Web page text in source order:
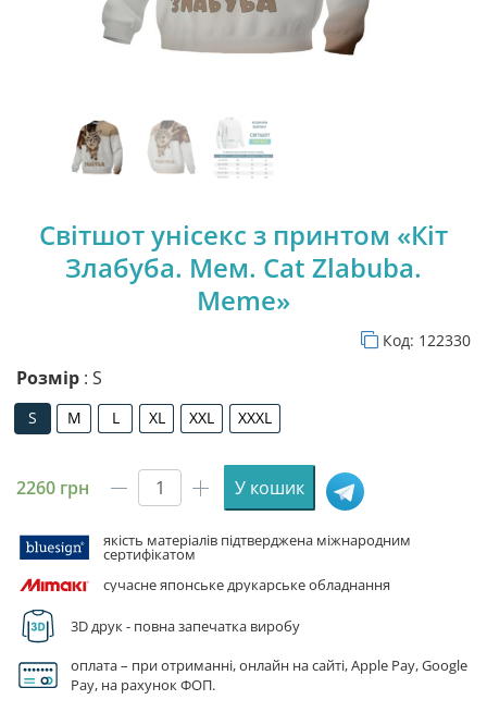
Світшот унісекс з принтом «Кіт
Злабуба. Мем. Cat Zlabuba.
Meme»
Код: 122330
Розмір : S
S
S
M
M
L
L
XL
XL
XXL
XXL
XXXL
XXXL
2260 грн
Світшот
з
«Кіт
Злабуба.
Cat
Zlabuba.
У кошик
якість матеріалів підтверджена міжнародним
сертифікатом
сучасне японське друкарське обладнання
3D друк - повна запечатка виробу
оплата – при отриманні, онлайн на сайті, Apple Pay, Google
Pay, на рахунок ФОП.